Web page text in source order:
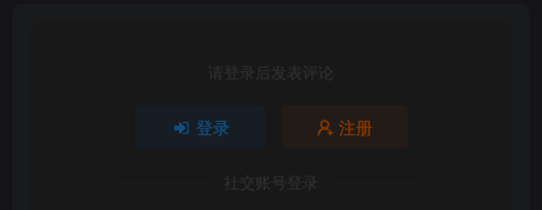
请登录后发表评论
登录 注册
社交账号登录